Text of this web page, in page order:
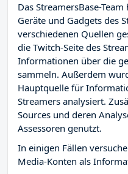
Das StreamersBase-
Geräte und Gadgets des
verschiedenen Quellen
die Twitch-Seite des
Informationen über die
sammeln. Außerdem
Hauptquelle für
Streamers analysiert.
Sources und deren
Assessoren genutzt.
In einigen Fällen
Media-Konten als